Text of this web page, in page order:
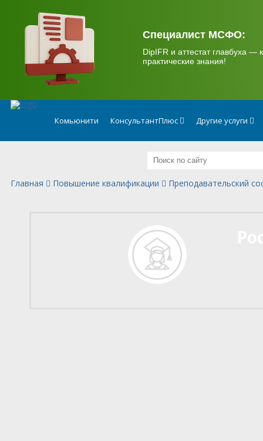
Специалист МСФО:
DipIFR и аттестат главбуха —
практические знания!
Комьюнити КонсультантПлюс Другие услуги
Главная Повышение квалификации Преподавательский